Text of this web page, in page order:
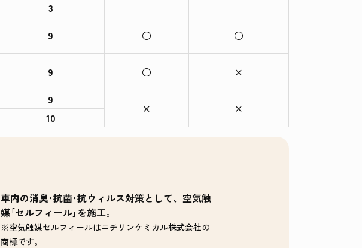
3
9 ○ ○
9 ○ ×
9
× ×
10
車内の消臭･抗菌･抗ウィルス対策として、空気触
媒｢セルフィール｣を施工。
※空気触媒セルフィールはニチリンケミカル株式会社の
商標です。